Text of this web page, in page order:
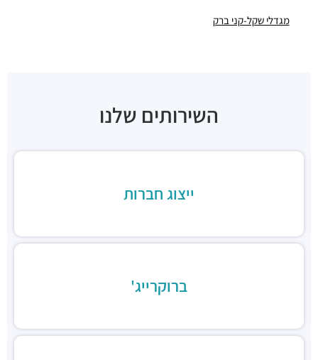
מסעדות ·רחוב זאב ז'בוטינסקי 178, בני ברק
מגדלי שקל-קני ברק
השירותים שלנו
ייצוג חברות
ברוקרייג'